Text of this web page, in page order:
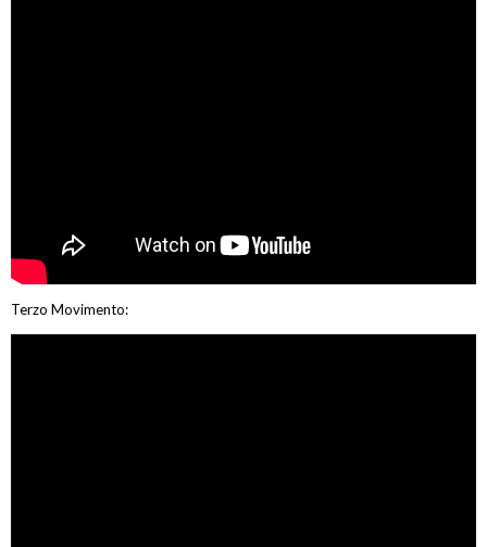
Terzo Movimento: